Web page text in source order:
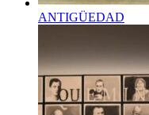
ANTIGÜEDAD